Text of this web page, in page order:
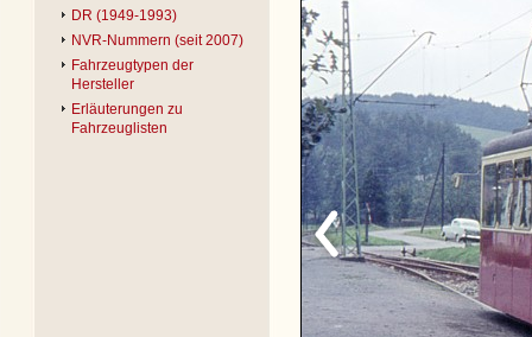
DR (1949-1993)
NVR-Nummern (seit 2007)
Fahrzeugtypen der
Hersteller
Erläuterungen zu
Fahrzeuglisten